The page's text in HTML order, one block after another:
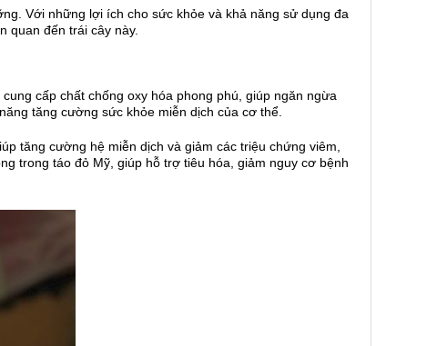
Với những lợi ích cho sức khỏe và khả năng sử dụng đa
quan đến trái cây này.
cung cấp chất chống oxy hóa phong phú, giúp ngăn ngừa
tăng cường sức khỏe miễn dịch của cơ thể.
tăng cường hệ miễn dịch và giảm các triệu chứng viêm,
trong táo đỏ Mỹ, giúp hỗ trợ tiêu hóa, giảm nguy cơ bệnh